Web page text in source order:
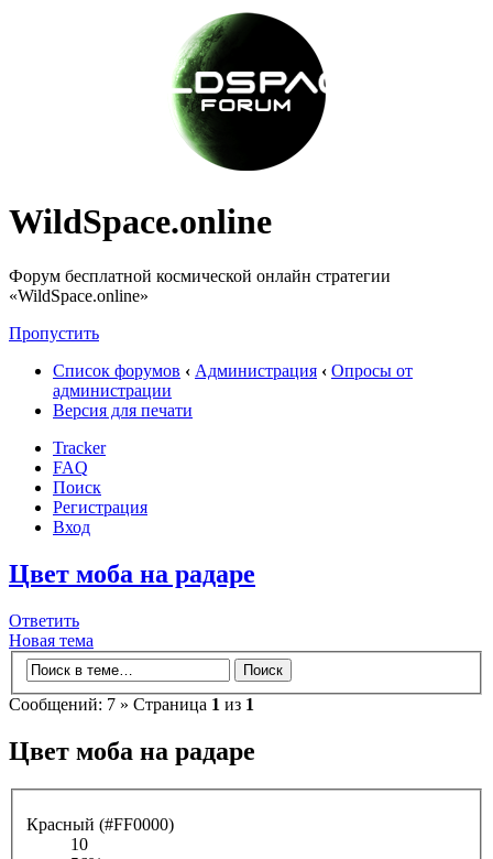
WildSpace.online
Форум бесплатной космической онлайн стратегии
«WildSpace.online»
Пропустить
Список форумов ‹ Администрация ‹ Опросы от
администрации
Версия для печати
Tracker
FAQ
Поиск
Регистрация
Вход
Цвет моба на радаре
Ответить
Новая тема
Сообщений: 7 » Страница 1 из 1
Цвет моба на радаре
Красный (#FF0000)
10